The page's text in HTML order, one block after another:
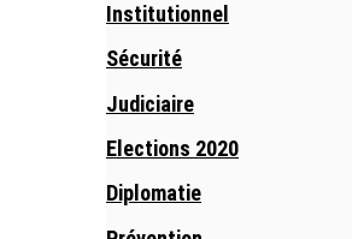
Institutionnel
Sécurité
Judiciaire
Elections 2020
Diplomatie